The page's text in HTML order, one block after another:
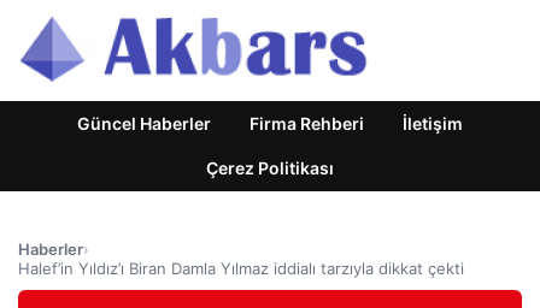
Güncel Haberler Firma Rehberi İletişim
Çerez Politikası
Haberler›
Halef’in Yıldız’ı Biran Damla Yılmaz iddialı tarzıyla dikkat çekti